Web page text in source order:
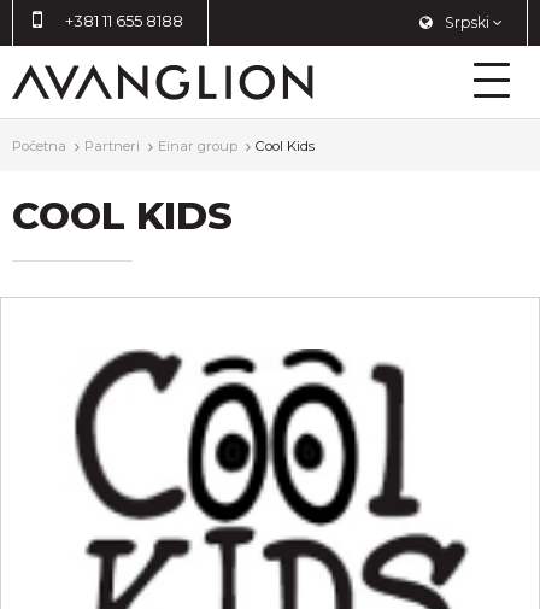
+381 11 655 8188 Srpski
Početna Partneri Einar group Cool Kids
COOL KIDS